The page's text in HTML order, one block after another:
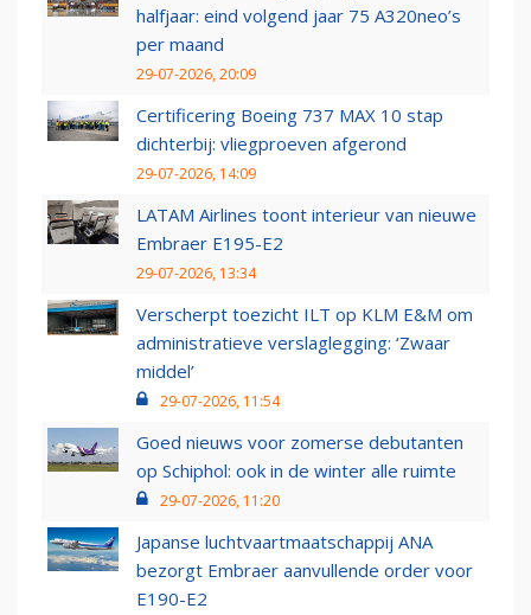
halfjaar: eind volgend jaar 75 A320neo’s
per maand
29-07-2026, 20:09
Certificering Boeing 737 MAX 10 stap
dichterbij: vliegproeven afgerond
29-07-2026, 14:09
LATAM Airlines toont interieur van nieuwe
Embraer E195-E2
29-07-2026, 13:34
Verscherpt toezicht ILT op KLM E&M om
administratieve verslaglegging: ‘Zwaar
middel’
29-07-2026, 11:54
Goed nieuws voor zomerse debutanten
op Schiphol: ook in de winter alle ruimte
29-07-2026, 11:20
Japanse luchtvaartmaatschappij ANA
bezorgt Embraer aanvullende order voor
E190-E2